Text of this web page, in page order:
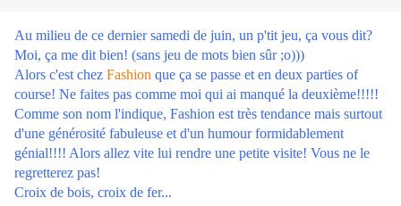
Au milieu de ce dernier samedi de juin, un p'tit jeu, ça vous dit?
Moi, ça me dit bien! (sans jeu de mots bien sûr ;o)))
Alors c'est chez Fashion que ça se passe et en deux parties of
course! Ne faites pas comme moi qui ai manqué la deuxième!!!!!
Comme son nom l'indique, Fashion est très tendance mais surtout
d'une générosité fabuleuse et d'un humour formidablement
génial!!!! Alors allez vite lui rendre une petite visite! Vous ne le
regretterez pas!
Croix de bois, croix de fer...